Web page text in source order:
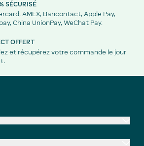
SÉCURISÉ
AMEX, Bancontact, Apple Pay,
China UnionPay, WeChat Pay.
OFFERT
et récupérez votre commande le jour